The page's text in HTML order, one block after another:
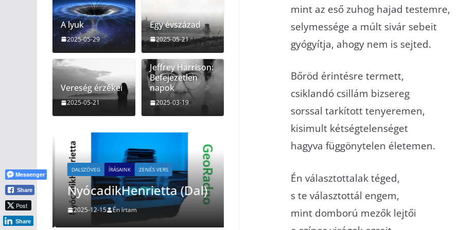
mint az eső zuhog hajad testemre,
selymessége a múlt sivár sebeit
gyógyítja, ahogy nem is sejted.
Bőröd érintésre termett,
csiklandó csillám bizsereg
sorssal tarkított tenyeremen,
kisimult kétségtelenséget
hagyva függönytelen életemen.
Én választottalak téged,
s te választottál engem,
mint domború mezők lejtői
A lyuk
2025-05-29
Egy évszázad
2025-05-21
Vereség érzékei
2025-05-21
Jeffrey Harrison:
Befejezetlen
napok
2025-03-19
DALSZÖVEG ÍRÁSAINK ZENÉS VERS
NyócadikHenrietta (Dal)
2025-12-15 Én írtam
Féltékenységbe
Radnó György 2025-12-18
Messenger
Share
Post
Share